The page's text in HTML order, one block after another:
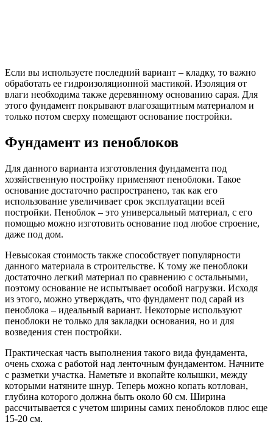
Если вы используете последний вариант – кладку, то важно
обработать ее гидроизоляционной мастикой. Изоляция от
влаги необходима также деревянному основанию сарая. Для
этого фундамент покрывают влагозащитным материалом и
только потом сверху помещают основание постройки.
Фундамент из пеноблоков
Для данного варианта изготовления фундамента под
хозяйственную постройку применяют пеноблоки. Такое
основание достаточно распространено, так как его
использование увеличивает срок эксплуатации всей
постройки. Пеноблок – это универсальный материал, с его
помощью можно изготовить основание под любое строение,
даже под дом.
Невысокая стоимость также способствует популярности
данного материала в строительстве. К тому же пеноблоки
достаточно легкий материал по сравнению с остальными,
поэтому основание не испытывает особой нагрузки. Исходя
из этого, можно утверждать, что фундамент под сарай из
пеноблока – идеальный вариант. Некоторые используют
пеноблоки не только для закладки основания, но и для
возведения стен постройки.
Практическая часть выполнения такого вида фундамента,
очень схожа с работой над ленточным фундаментом. Начните
с разметки участка. Наметьте и вкопайте колышки, между
которыми натяните шнур. Теперь можно копать котлован,
глубина которого должна быть около 60 см. Ширина
рассчитывается с учетом ширины самих пеноблоков плюс еще
15-20 см.